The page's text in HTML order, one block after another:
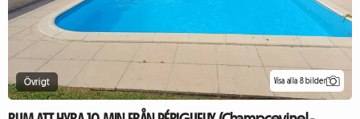
Övrigt Visa alla 8 bilder